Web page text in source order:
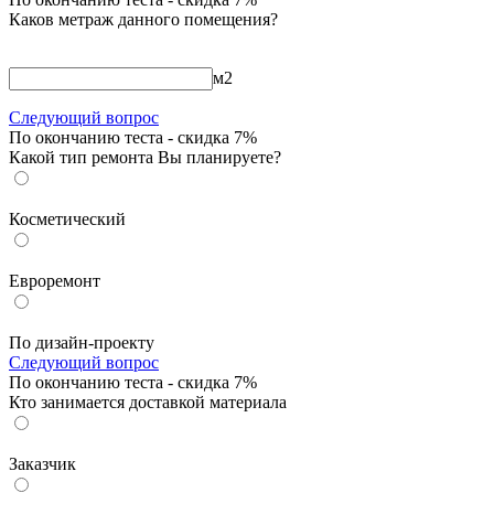
Каков метраж данного помещения?
м2
Следующий вопрос
По окончанию теста - скидка 7%
Какой тип ремонта Вы планируете?
Косметический
Евроремонт
По дизайн-проекту
Следующий вопрос
По окончанию теста - скидка 7%
Кто занимается доставкой материала
Заказчик